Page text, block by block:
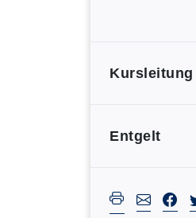
Kursleitung
Entgelt